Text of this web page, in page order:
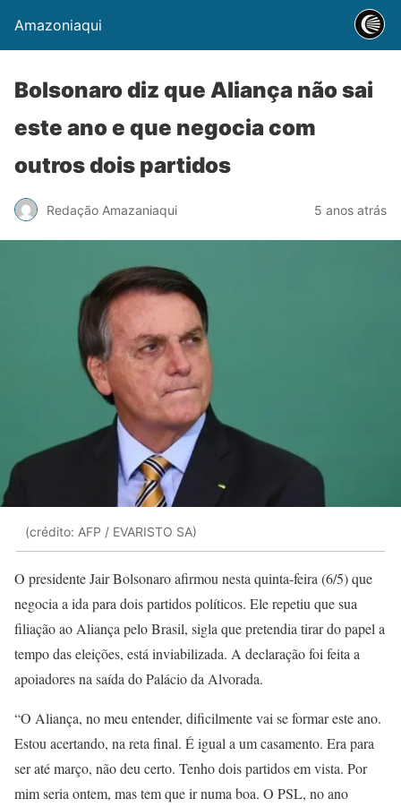
Amazoniaqui
Bolsonaro diz que Aliança não sai
este ano e que negocia com
outros dois partidos
Redação Amazaniaqui 5 anos atrás
(crédito: AFP / EVARISTO SA)
O presidente Jair Bolsonaro afirmou nesta quinta-feira (6/5) que
negocia a ida para dois partidos políticos. Ele repetiu que sua
filiação ao Aliança pelo Brasil, sigla que pretendia tirar do papel a
tempo das eleições, está inviabilizada. A declaração foi feita a
apoiadores na saída do Palácio da Alvorada.
“O Aliança, no meu entender, dificilmente vai se formar este ano.
Estou acertando, na reta final. É igual a um casamento. Era para
ser até março, não deu certo. Tenho dois partidos em vista. Por
mim seria ontem, mas tem que ir numa boa. O PSL, no ano